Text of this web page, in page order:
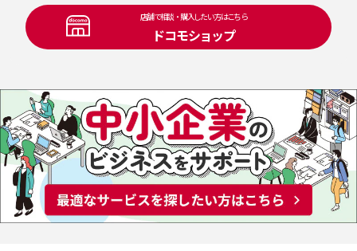
店舗で相談・購入したい方はこちら
ドコモショップ